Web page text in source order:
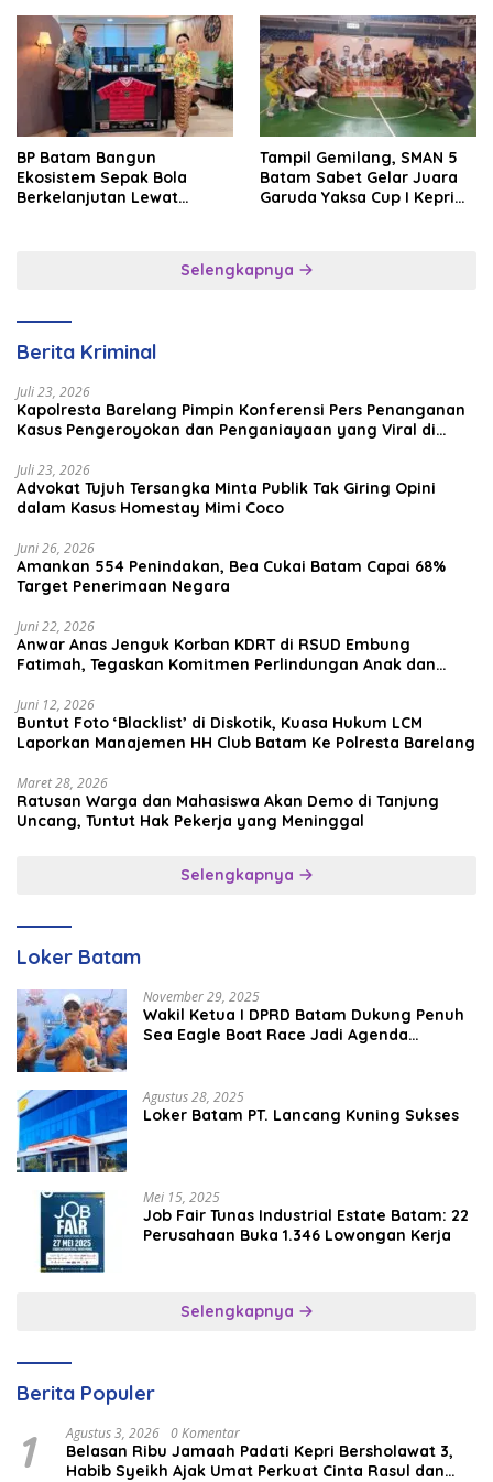
2026
BP Batam Bangun
Ekosistem Sepak Bola
Berkelanjutan Lewat
Tampil Gemilang, SMAN 5
Batam Sabet Gelar Juara
Garuda Yaksa Cup I Kepri
Selengkapnya
Berita Kriminal
Juli 23, 2026
Kapolresta Barelang Pimpin Konferensi Pers Penanganan
Kasus Pengeroyokan dan Penganiayaan yang Viral di
Juli 23, 2026
Advokat Tujuh Tersangka Minta Publik Tak Giring Opini
dalam Kasus Homestay Mimi Coco
Juni 26, 2026
Amankan 554 Penindakan, Bea Cukai Batam Capai 68%
Target Penerimaan Negara
Juni 22, 2026
Anwar Anas Jenguk Korban KDRT di RSUD Embung
Fatimah, Tegaskan Komitmen Perlindungan Anak dan
Juni 12, 2026
Buntut Foto ‘Blacklist’ di Diskotik, Kuasa Hukum LCM
Laporkan Manajemen HH Club Batam Ke Polresta Barelang
Maret 28, 2026
Ratusan Warga dan Mahasiswa Akan Demo di Tanjung
Uncang, Tuntut Hak Pekerja yang Meninggal
Selengkapnya
Loker Batam
November 29, 2025
Wakil Ketua I DPRD Batam Dukung Penuh
Sea Eagle Boat Race Jadi Agenda
Agustus 28, 2025
Loker Batam PT. Lancang Kuning Sukses
Mei 15, 2025
Job Fair Tunas Industrial Estate Batam: 22
Perusahaan Buka 1.346 Lowongan Kerja
Selengkapnya
Berita Populer
1 Agustus 3, 2026 0 Komentar
Belasan Ribu Jamaah Padati Kepri Bersholawat 3,
Habib Syeikh Ajak Umat Perkuat Cinta Rasul dan